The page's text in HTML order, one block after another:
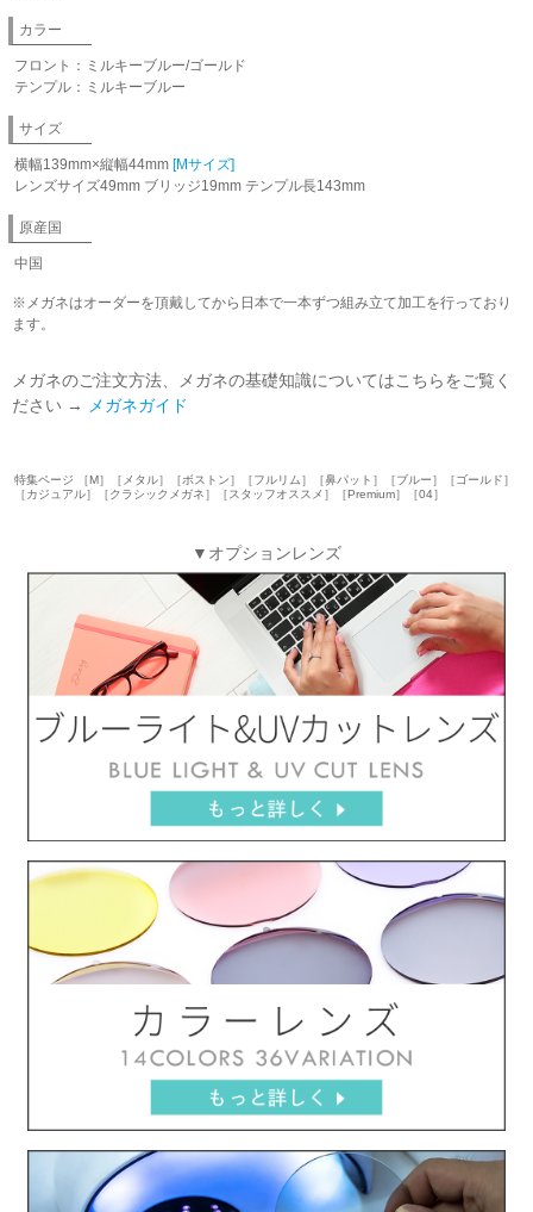
カラー
フロント：ミルキーブルー/ゴールド
テンプル：ミルキーブルー
サイズ
横幅139mm×縦幅44mm [Mサイズ]
レンズサイズ49mm ブリッジ19mm テンプル長143mm
原産国
中国
※メガネはオーダーを頂戴してから日本で一本ずつ組み立て加工を行っており
ます。
メガネのご注文方法、メガネの基礎知識についてはこちらをご覧く
ださい →
メガネガイド
特集ページ ［M］［メタル］［ボストン］［フルリム］［鼻パット］［ブルー］［ゴールド］
［カジュアル］［クラシックメガネ］［スタッフオススメ］［Premium］［04］
▼オプションレンズ